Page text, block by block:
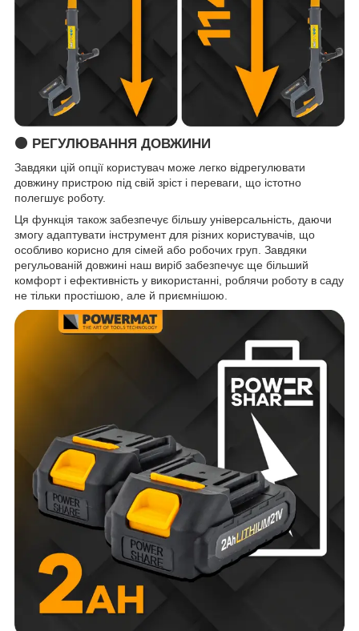
🟠 РЕГУЛЮВАННЯ ДОВЖИНИ
Завдяки цій опції користувач може легко відрегулювати
довжину пристрою під свій зріст і переваги, що істотно
полегшує роботу.
Ця функція також забезпечує більшу універсальність, даючи
змогу адаптувати інструмент для різних користувачів, що
особливо корисно для сімей або робочих груп. Завдяки
регульованій довжині наш виріб забезпечує ще більший
комфорт і ефективність у використанні, роблячи роботу в саду
не тільки простішою, але й приємнішою.